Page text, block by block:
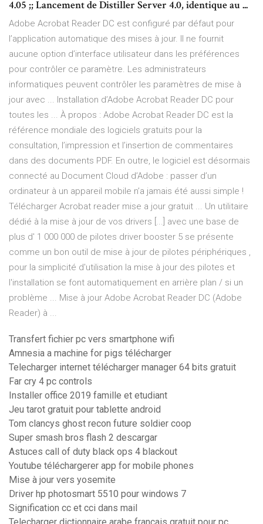
4.05 ;; Lancement de Distiller Server 4.0, identique au ...
Adobe Acrobat Reader DC est configuré par défaut pour
l’application automatique des mises à jour. Il ne fournit
aucune option d’interface utilisateur dans les préférences
pour contrôler ce paramètre. Les administrateurs
informatiques peuvent contrôler les paramètres de mise à
jour avec ... Installation d’Adobe Acrobat Reader DC pour
toutes les ... À propos : Adobe Acrobat Reader DC est la
référence mondiale des logiciels gratuits pour la
consultation, l’impression et l’insertion de commentaires
dans des documents PDF. En outre, le logiciel est désormais
connecté au Document Cloud d’Adobe : passer d’un
ordinateur à un appareil mobile n’a jamais été aussi simple !
Télécharger Acrobat reader mise a jour gratuit ... Un utilitaire
dédié à la mise à jour de vos drivers [...] avec une base de
plus d' 1 000 000 de pilotes driver booster 5 se présente
comme un bon outil de mise à jour de pilotes périphériques ,
pour la simplicité d'utilisation la mise à jour des pilotes et
l'installation se font automatiquement en arrière plan / si un
problème ... Mise à jour Adobe Acrobat Reader DC (Adobe
Reader) à ...
Transfert fichier pc vers smartphone wifi
Amnesia a machine for pigs télécharger
Telecharger internet télécharger manager 64 bits gratuit
Far cry 4 pc controls
Installer office 2019 famille et etudiant
Jeu tarot gratuit pour tablette android
Tom clancys ghost recon future soldier coop
Super smash bros flash 2 descargar
Astuces call of duty black ops 4 blackout
Youtube téléchargerer app for mobile phones
Mise à jour vers yosemite
Driver hp photosmart 5510 pour windows 7
Signification cc et cci dans mail